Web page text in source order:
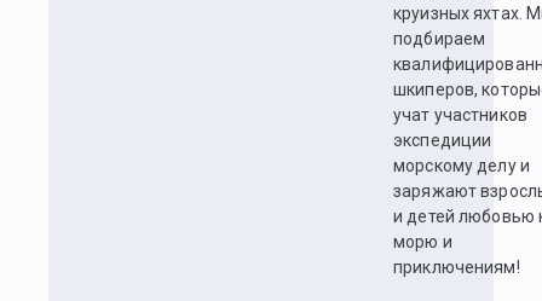
круизных яхтах.
подбираем
шкиперов,
учат участников
экспедиции
морскому делу и
заряжают
и детей любовью
морю и
приключениям!